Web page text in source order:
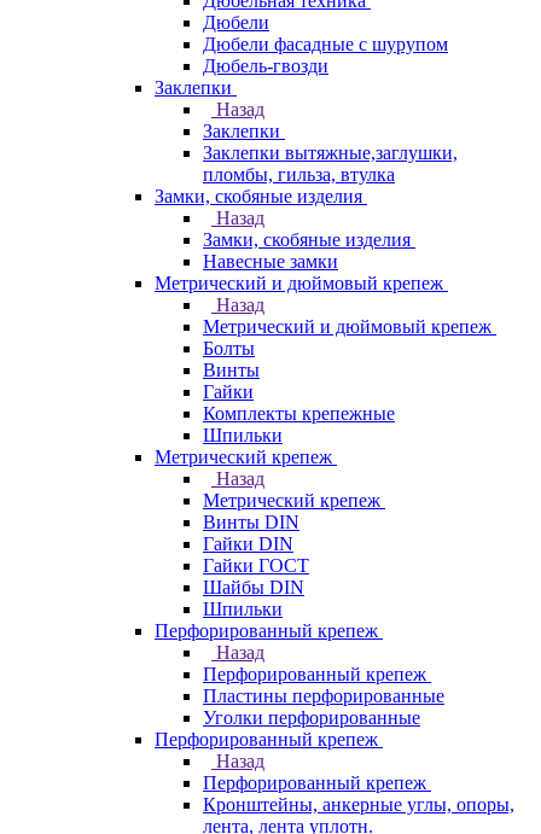
Дюбели
Дюбели фасадные с шурупом
Дюбель-гвозди
Заклепки
Назад
Заклепки
Заклепки вытяжные,заглушки,
пломбы, гильза, втулка
Замки, скобяные изделия
Назад
Замки, скобяные изделия
Навесные замки
Метрический и дюймовый крепеж
Назад
Метрический и дюймовый крепеж
Болты
Винты
Гайки
Комплекты крепежные
Шпильки
Метрический крепеж
Назад
Метрический крепеж
Винты DIN
Гайки DIN
Гайки ГОСТ
Шайбы DIN
Шпильки
Перфорированный крепеж
Назад
Перфорированный крепеж
Пластины перфорированные
Уголки перфорированные
Перфорированный крепеж
Назад
Перфорированный крепеж
Кронштейны, анкерные углы, опоры,
лента, лента уплотн.